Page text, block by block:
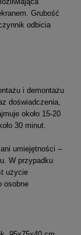
Grubość
odbicia
i demontażu
doświadczenia,
około 15-20
30 minut.
umiejętności –
W przypadku
użycie
osobne